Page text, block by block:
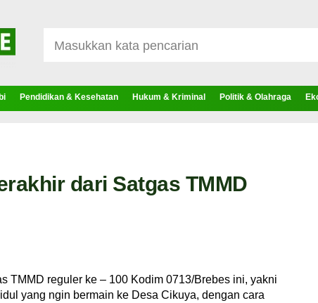
Pendidikan & Kesehatan Hukum & Kriminal Politik & Olahraga
dari Satgas TMMD
TMMD reguler ke – 100 Kodim 0713/Brebes ini, yakni
yang ngin bermain ke Desa Cikuya, dengan cara